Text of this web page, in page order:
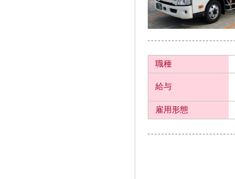
職種
給与
雇用形態